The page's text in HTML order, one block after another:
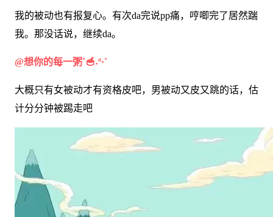
我的被动也有报复心。有次da完说pp痛，哼唧完了居然踹
我。那没话说，继续da。
@想你的每一粥˚🥣˖º·˚
大概只有女被动才有资格皮吧，男被动又皮又跳的话，估
计分分钟被踢走吧